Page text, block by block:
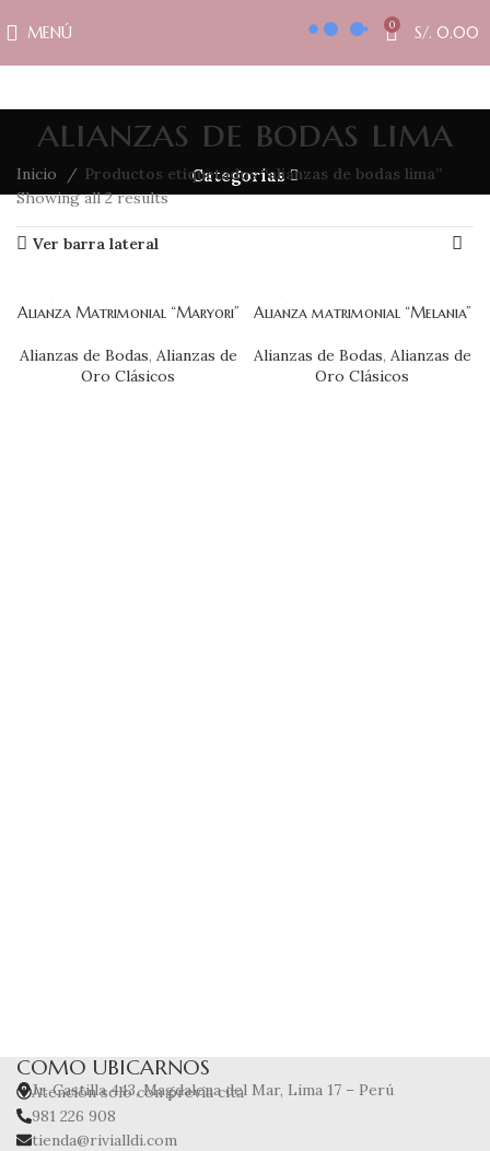
MENÚ 0 S/. 0.00
alianzas de bodas lima
Categorías
Inicio
Productos etiquetados “alianzas de bodas lima”
Showing all 2 results
Ver barra lateral
Alianza Matrimonial “Maryori”
Alianzas de Bodas, Alianzas de
Oro Clásicos
Alianza matrimonial “Melania”
Alianzas de Bodas, Alianzas de
Oro Clásicos
COMO UBICARNOS
Jr. Castilla 443, Magdalena del Mar, Lima 17 – Perú
Atención solo con previa cita
981 226 908
tienda@rivialldi.com